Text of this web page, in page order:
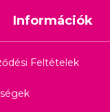
Információk
Feltételek